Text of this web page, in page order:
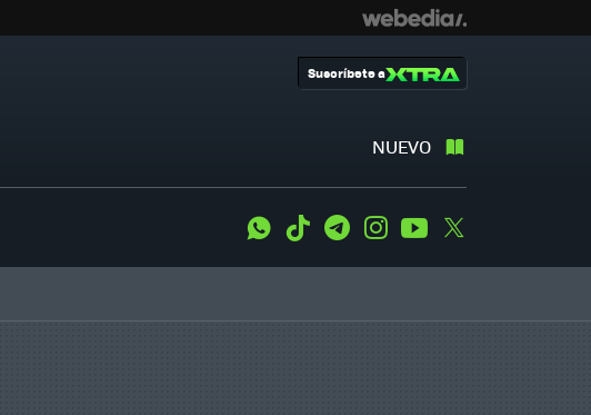
NUEVO
Suscríbete a
WhatsApp
Tiktok TelegramInstagramYoutube